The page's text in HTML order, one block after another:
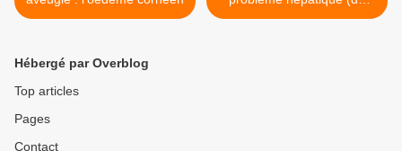
foie) >
Hébergé par Overblog
Top articles
Pages
Contact